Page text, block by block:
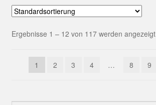
Ergebnisse 1 – 12 von 117 werden angezeigt
1 2 3 4 … 8 9